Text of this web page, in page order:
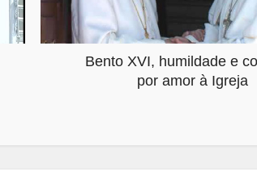
Bento XVI, humildade e
por amor à Igreja